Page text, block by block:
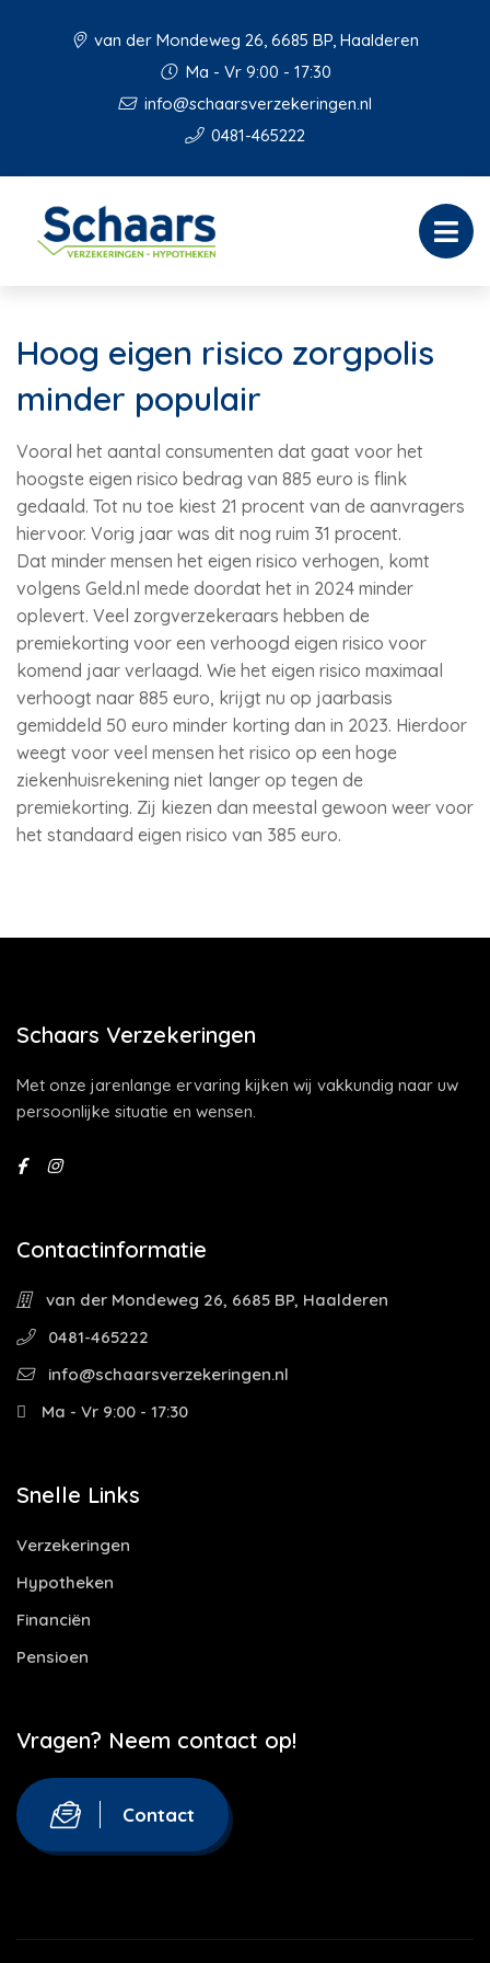
van der Mondeweg 26, 6685 BP, Haalderen
Ma - Vr 9:00 - 17:30
info@schaarsverzekeringen.nl
0481-465222
Hoog eigen risico zorgpolis
minder populair
Vooral het aantal consumenten dat gaat voor het
hoogste eigen risico bedrag van 885 euro is flink
gedaald. Tot nu toe kiest 21 procent van de aanvragers
hiervoor. Vorig jaar was dit nog ruim 31 procent.
Dat minder mensen het eigen risico verhogen, komt
volgens Geld.nl mede doordat het in 2024 minder
oplevert. Veel zorgverzekeraars hebben de
premiekorting voor een verhoogd eigen risico voor
komend jaar verlaagd. Wie het eigen risico maximaal
verhoogt naar 885 euro, krijgt nu op jaarbasis
gemiddeld 50 euro minder korting dan in 2023. Hierdoor
weegt voor veel mensen het risico op een hoge
ziekenhuisrekening niet langer op tegen de
premiekorting. Zij kiezen dan meestal gewoon weer voor
het standaard eigen risico van 385 euro.
Schaars Verzekeringen
Met onze jarenlange ervaring kijken wij vakkundig naar uw
persoonlijke situatie en wensen.
Contactinformatie
van der Mondeweg 26, 6685 BP, Haalderen
0481-465222
info@schaarsverzekeringen.nl
Ma - Vr 9:00 - 17:30
Snelle Links
Verzekeringen
Hypotheken
Financiën
Pensioen
Vragen? Neem contact op!
Contact